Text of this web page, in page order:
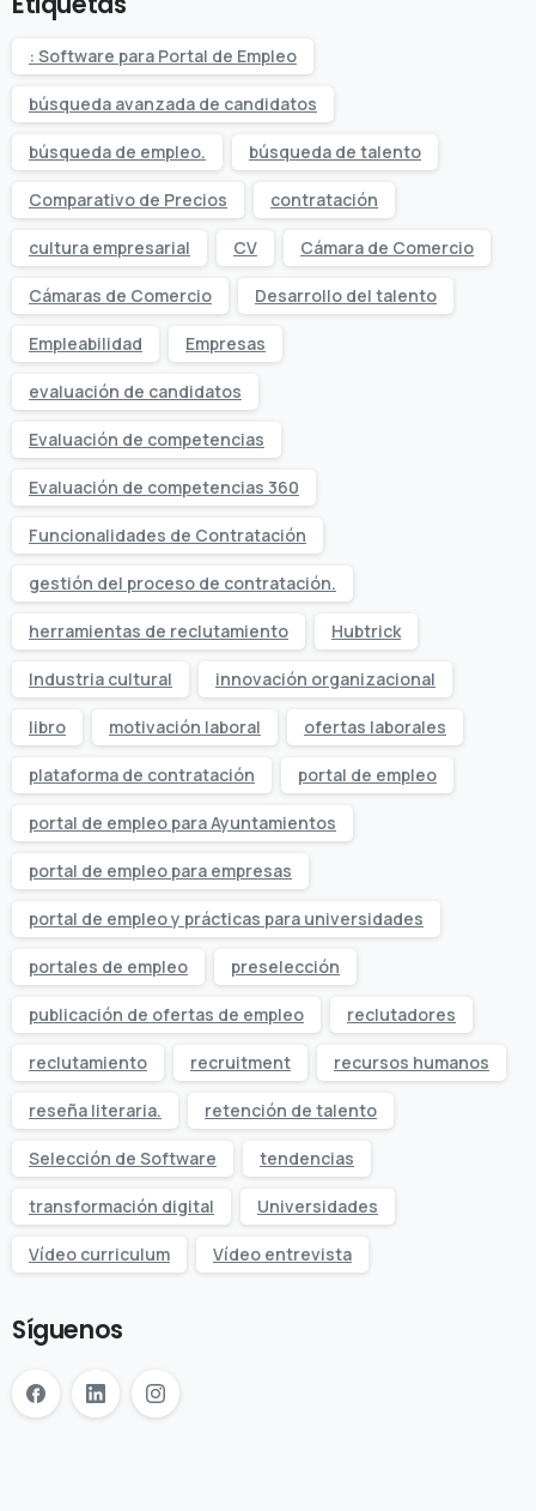
: Software para Portal de Empleo
búsqueda avanzada de candidatos
búsqueda de empleo. búsqueda de talento
Comparativo de Precios contratación
cultura empresarial CV Cámara de Comercio
Cámaras de Comercio Desarrollo del talento
Empleabilidad Empresas
evaluación de candidatos
Evaluación de competencias
Evaluación de competencias 360
Funcionalidades de Contratación
gestión del proceso de contratación.
herramientas de reclutamiento Hubtrick
Industria cultural innovación organizacional
libro motivación laboral ofertas laborales
plataforma de contratación portal de empleo
portal de empleo para Ayuntamientos
portal de empleo para empresas
portal de empleo y prácticas para universidades
portales de empleo preselección
publicación de ofertas de empleo reclutadores
reclutamiento recruitment recursos humanos
reseña literaria. retención de talento
Selección de Software tendencias
transformación digital Universidades
Vídeo curriculum Vídeo entrevista
Síguenos